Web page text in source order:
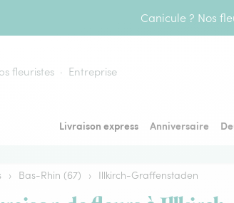
Canicule ? Nos
fleuristes Entreprise
Livraison express Anniversaire
› Bas-Rhin (67) › Illkirch-Graffenstaden